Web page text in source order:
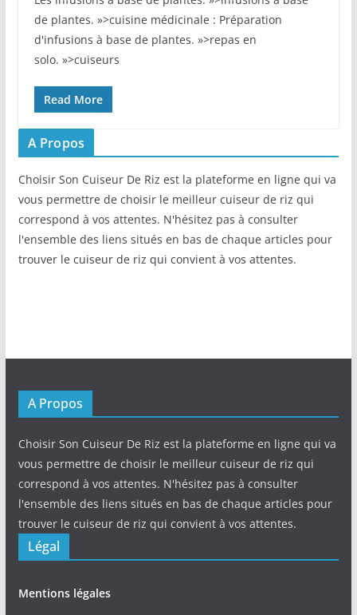
de plantes. »>cuisine médicinale : Préparation
d'infusions à base de plantes. »>repas en
solo. »>cuiseurs
Read More
A Propos
Choisir Son Cuiseur De Riz est la plateforme en ligne qui va
vous permettre de choisir le meilleur cuiseur de riz qui
correspond à vos attentes. N'hésitez pas à consulter
l'ensemble des liens situés en bas de chaque articles pour
trouver le cuiseur de riz qui convient à vos attentes.
A Propos
Choisir Son Cuiseur De Riz est la plateforme en ligne qui va
vous permettre de choisir le meilleur cuiseur de riz qui
correspond à vos attentes. N'hésitez pas à consulter
l'ensemble des liens situés en bas de chaque articles pour
trouver le cuiseur de riz qui convient à vos attentes.
Légal
Mentions légales